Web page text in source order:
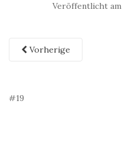
Veröffentlicht am
Vorherige
#19